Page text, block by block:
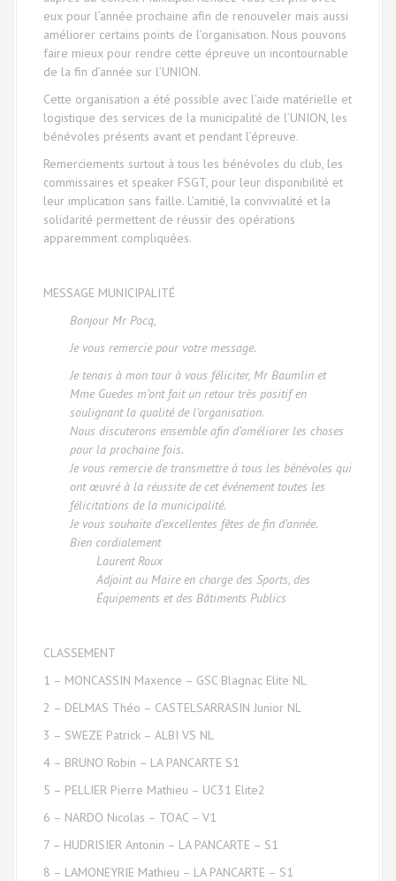
eux pour l’année prochaine afin de renouveler mais aussi
améliorer certains points de l’organisation. Nous pouvons
faire mieux pour rendre cette épreuve un incontournable
de la fin d’année sur l’UNION.
Cette organisation a été possible avec l’aide matérielle et
logistique des services de la municipalité de l’UNION, les
bénévoles présents avant et pendant l’épreuve.
Remerciements surtout à tous les bénévoles du club, les
commissaires et speaker FSGT, pour leur disponibilité et
leur implication sans faille. L’amitié, la convivialité et la
solidarité permettent de réussir des opérations
apparemment compliquées.
MESSAGE MUNICIPALITÉ
Bonjour Mr Pocq,
Je vous remercie pour votre message.
Je tenais à mon tour à vous féliciter, Mr Baumlin et
Mme Guedes m’ont fait un retour très positif en
soulignant la qualité de l’organisation.
Nous discuterons ensemble afin d’améliorer les choses
pour la prochaine fois.
Je vous remercie de transmettre à tous les bénévoles qui
ont œuvré à la réussite de cet événement toutes les
félicitations de la municipalité.
Je vous souhaite d’excellentes fêtes de fin d’année.
Bien cordialement
Laurent Roux
Adjoint au Maire en charge des Sports, des
Équipements et des Bâtiments Publics
CLASSEMENT
1 – MONCASSIN Maxence – GSC Blagnac Elite NL
2 – DELMAS Théo – CASTELSARRASIN Junior NL
3 – SWEZE Patrick – ALBI VS NL
4 – BRUNO Robin – LA PANCARTE S1
5 – PELLIER Pierre Mathieu – UC31 Elite2
6 – NARDO Nicolas – TOAC – V1
7 – HUDRISIER Antonin – LA PANCARTE – S1
8 – LAMONEYRIE Mathieu – LA PANCARTE – S1